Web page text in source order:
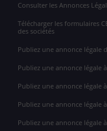
Consulter les Annonces
Télécharger les formulaires
des sociétés
Publiez une annonce légale
Publiez une annonce légale
Publiez une annonce légale
Publiez une annonce légale
Publiez une annonce légale